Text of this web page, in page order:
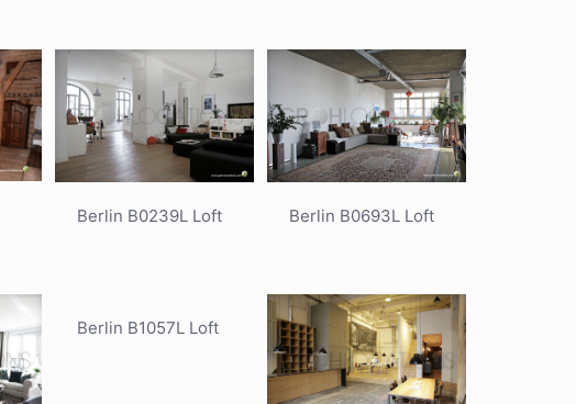
Berlin B0239L Loft Berlin B0693L Loft
Berlin B1057L Loft